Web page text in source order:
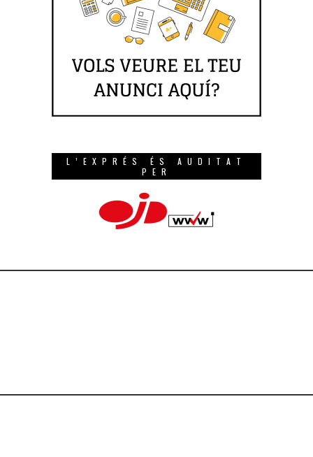
L’EXPRÉS ÉS AUDITAT
PER